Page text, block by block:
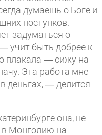
думаешь о Боге и
поступков.
задуматься о
учит быть добрее к
плакала — сижу на
Эта работа мне
деньгах, — делится
она, не
в Монголию на